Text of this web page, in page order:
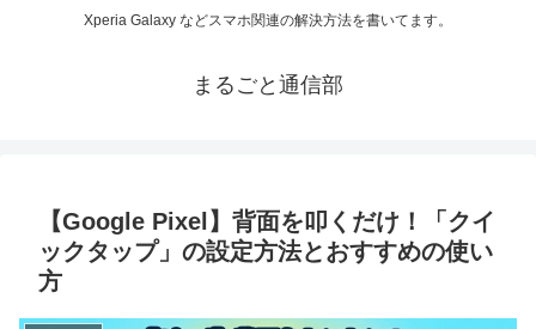
Xperia Galaxy などスマホ関連の解決方法を書いてます。
まるごと通信部
【Google Pixel】背面を叩くだけ！「クイ
ックタップ」の設定方法とおすすめの使い
方